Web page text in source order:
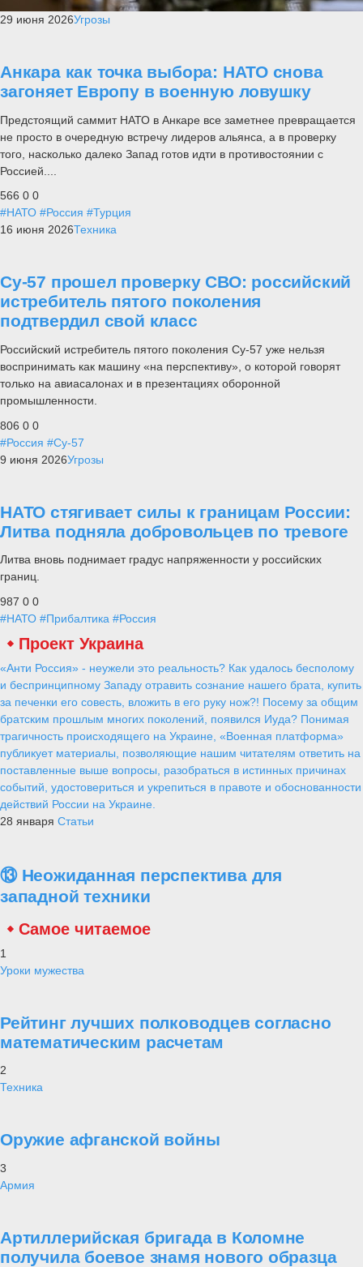
29 июня 2026Угрозы
Анкара как точка выбора: НАТО снова
загоняет Европу в военную ловушку
Предстоящий саммит НАТО в Анкаре все заметнее превращается
не просто в очередную встречу лидеров альянса, а в проверку
того, насколько далеко Запад готов идти в противостоянии с
Россией....
566 0 0
#НАТО #Россия #Турция
16 июня 2026Техника
Су-57 прошел проверку СВО: российский
истребитель пятого поколения
подтвердил свой класс
Российский истребитель пятого поколения Су-57 уже нельзя
воспринимать как машину «на перспективу», о которой говорят
только на авиасалонах и в презентациях оборонной
промышленности.
806 0 0
#Россия #Су-57
9 июня 2026Угрозы
НАТО стягивает силы к границам России:
Литва подняла добровольцев по тревоге
Литва вновь поднимает градус напряженности у российских
границ.
987 0 0
#НАТО #Прибалтика #Россия
Проект Украина
«Анти Россия» - неужели это реальность? Как удалось бесполому
и беспринципному Западу отравить сознание нашего брата, купить
за печенки его совесть, вложить в его руку нож?! Посему за общим
братским прошлым многих поколений, появился Иуда? Понимая
трагичность происходящего на Украине, «Военная платформа»
публикует материалы, позволяющие нашим читателям ответить на
поставленные выше вопросы, разобраться в истинных причинах
событий, удостовериться и укрепиться в правоте и обоснованности
действий России на Украине.
28 января Статьи
⑬ Неожиданная перспектива для
западной техники
Самое читаемое
1
Уроки мужества
Рейтинг лучших полководцев согласно
математическим расчетам
2
Техника
Оружие афганской войны
3
Армия
Артиллерийская бригада в Коломне
получила боевое знамя нового образца